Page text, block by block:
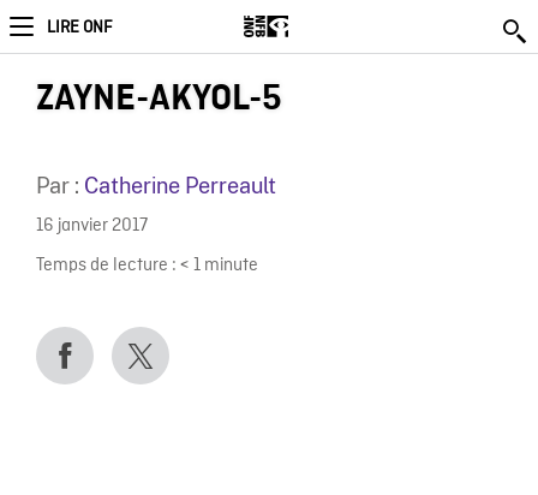
LIRE ONF
ZAYNE-AKYOL-5
Par : Catherine Perreault
16 janvier 2017
Temps de lecture : < 1 minute